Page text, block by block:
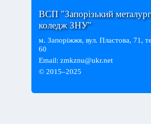
ВСП "Запорізький
коледж ЗНУ"
м. Запоріжжя, вул. Пластова, 71,
60
Email: zmkznu@ukr.net
© 2015–2025